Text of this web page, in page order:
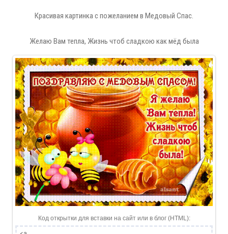
Красивая картинка с пожеланием в Медовый Спас.
Желаю Вам тепла, Жизнь чтоб сладкою как мёд была
Код открытки для вставки на сайт или в блог (HTML):